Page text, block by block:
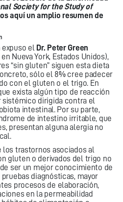
Society for the Study of
aquí un amplio resumen de
expuso el Dr. Peter Green
Nueva York, Estados Unidos),
“sin gluten” siguen esta dieta
sólo el 8% cree padecer
con el gluten o el trigo. En
exista algún tipo de reacción
dirigida contra el
intestinal. Por su parte,
de intestino irritable, que
presentan alguna alergia no
los trastornos asociados al
gluten o derivados del trigo no
ser un mejor conocimiento de
diagnósticas, mayor
procesos de elaboración,
en la permeabilidad